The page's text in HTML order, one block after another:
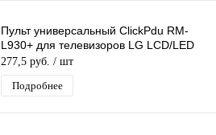
Пульт универсальный ClickPdu RM-
L930+ для телевизоров LG LCD/LED
277,5 руб. / шт
Подробнее